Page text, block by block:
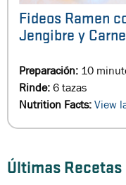
Últimas Recetas
Fideos Ramen
Jengibre y
Preparación: 10
Rinde:6 tazas
Nutrition Facts:View